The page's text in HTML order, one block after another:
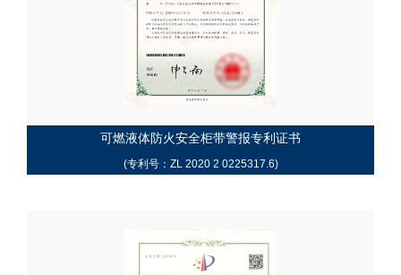
可燃液体防火安全柜带警报专利证书
(专利号：ZL 2020 2 0225317.6)